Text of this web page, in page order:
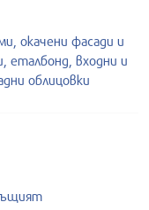
окачени фасади и
еталбонд, входни и
облицовки